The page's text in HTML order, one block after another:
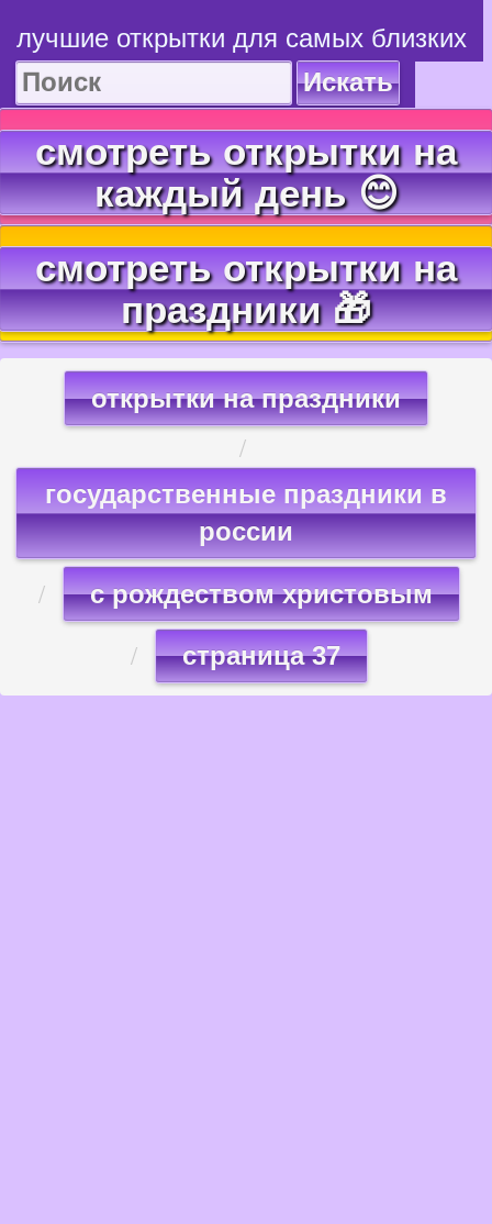
лучшие открытки для самых близких
Искать
смотреть открытки на
каждый день 😊
смотреть открытки на
праздники 🎁
открытки на праздники
государственные праздники в
россии
с рождеством христовым
страница 37